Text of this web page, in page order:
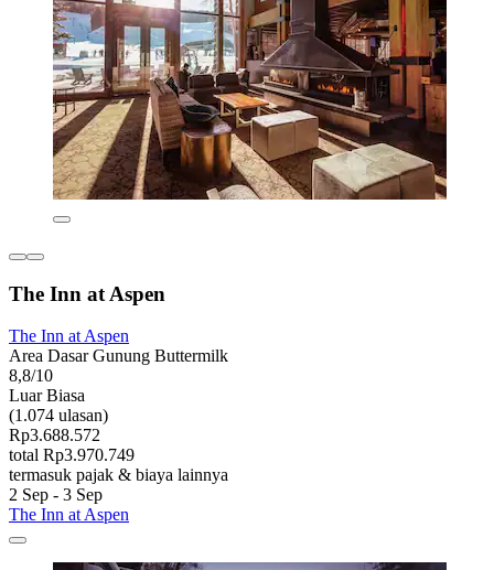
The Inn at Aspen
The Inn at Aspen
Area Dasar Gunung Buttermilk
8,8/10
Luar Biasa
(1.074 ulasan)
Rp3.688.572
total Rp3.970.749
termasuk pajak & biaya lainnya
2 Sep - 3 Sep
The Inn at Aspen